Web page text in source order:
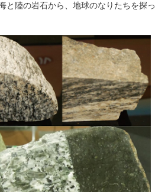
と陸の岩石から、地球のなりたちを探っ